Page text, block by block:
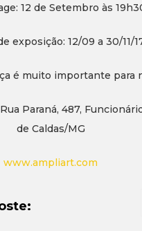
12 de Setembro às
exposição: 12/09 a 30/11/
é muito importante para
Paraná, 487,
de Caldas/MG
www.ampliart.com